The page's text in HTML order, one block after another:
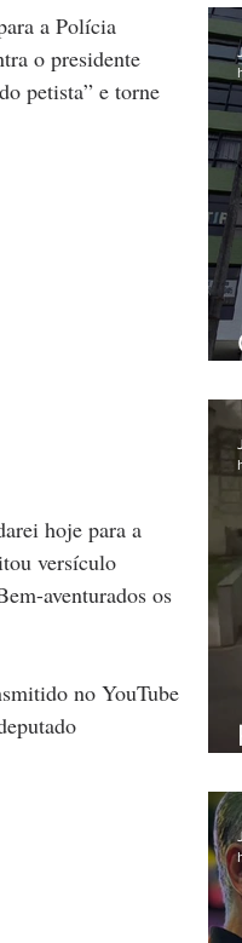
a Polícia
o presidente
petista” e torne
hoje para a
versículo
aventurados os
no YouTube